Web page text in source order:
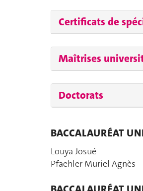
Certificats de
Maîtrises
Doctorats
BACCALAURÉAT
Louya Josué
Pfaehler Muriel Agnès